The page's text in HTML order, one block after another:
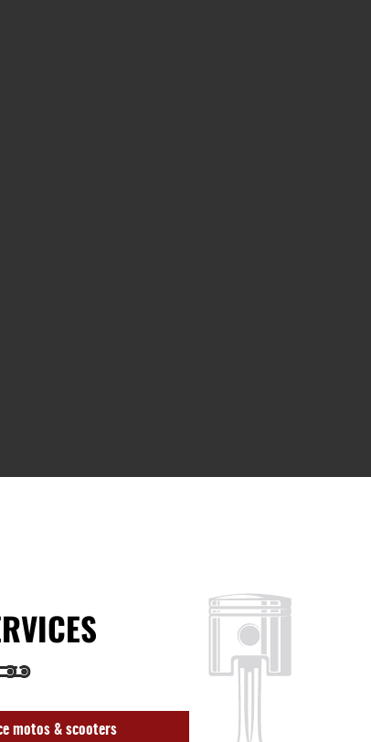
motos & scooters